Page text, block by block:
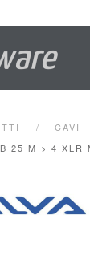
CAVI
25 M > 4 XLR